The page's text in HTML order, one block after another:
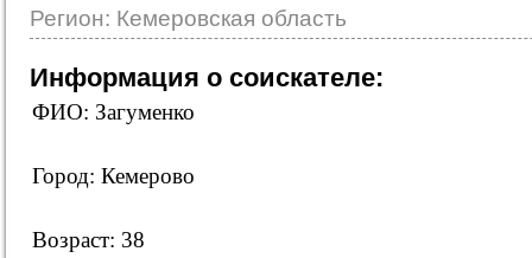
Регион: Кемеровская область
Информация о соискателе:
ФИО: Загуменко
Город: Кемерово
Возраст: 38